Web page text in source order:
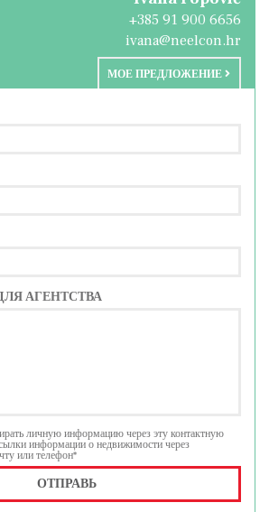
+385 91 900 6656
ivana@neelcon.hr
МОЕ ПРЕДЛОЖЕНИЕ
АГЕНТСТВА
личную информацию через эту контактную
информации о недвижимости через
или телефон*
ОТПРАВЬ